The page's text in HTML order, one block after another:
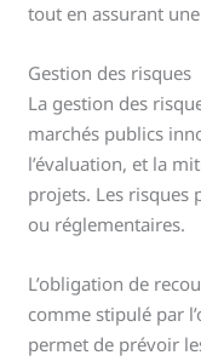
tout en assurant
Gestion des risques
La gestion des
marchés publics
l’évaluation, et la
projets. Les risques
ou réglementaires.
L’obligation de
comme stipulé par
permet de prévoir